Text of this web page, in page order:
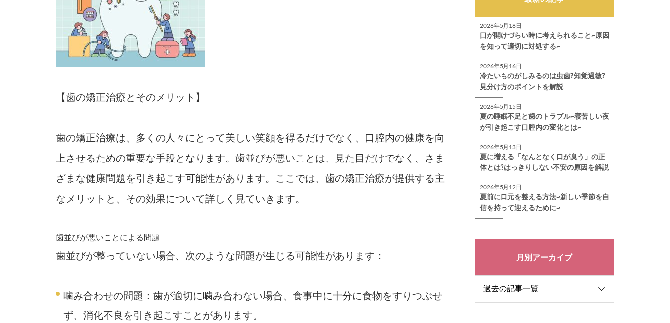
【歯の矯正治療とそのメリット】
歯の矯正治療は、多くの人々にとって美しい笑顔を得るだけでなく、口腔内の健康を向
上させるための重要な手段となります。歯並びが悪いことは、見た目だけでなく、さま
ざまな健康問題を引き起こす可能性があります。ここでは、歯の矯正治療が提供する主
なメリットと、その効果について詳しく見ていきます。
歯並びが悪いことによる問題
歯並びが整っていない場合、次のような問題が生じる可能性があります：
噛み合わせの問題 ：歯が適切に噛み合わない場合、食事中に十分に食物をすりつぶせ
ず、消化不良を引き起こすことがあります。
2026年5月18日
口が開けづらい時に考えられること~原因
を知って適切に対処する~
2026年5月16日
冷たいものがしみるのは虫歯?知覚過敏?
見分け方のポイントを解説
2026年5月15日
夏の睡眠不足と歯のトラブル~寝苦しい夜
が引き起こす口腔内の変化とは~
2026年5月13日
夏に増える「なんとなく口が臭う」の正
体とは?はっきりしない不安の原因を解説
2026年5月12日
夏前に口元を整える方法~新しい季節を自
信を持って迎えるために~
月別アーカイブ